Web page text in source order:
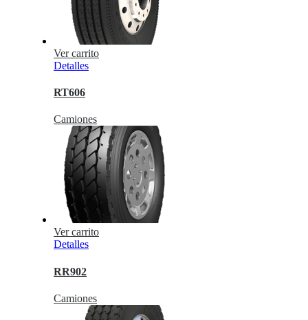
Ver carrito
Detalles
RT606
Camiones
Ver carrito
Detalles
RR902
Camiones